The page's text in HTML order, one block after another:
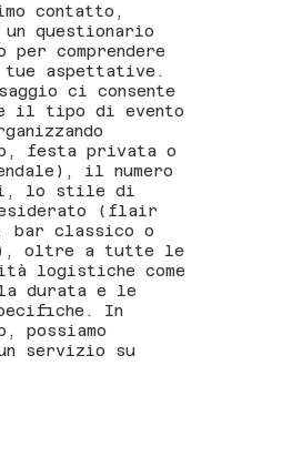
contatto,
un questionario
comprendere
tue aspettative.
ci consente
il tipo di evento
festa privata o
il numero
lo stile di
(flair
bar classico o
oltre a tutte le
logistiche come
durata e le
In
possiamo
servizio su